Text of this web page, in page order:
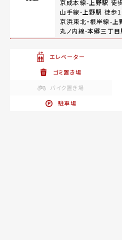
京成本線- 上野駅 徒
山手線- 上野駅 徒歩
京浜東北・根岸線- 上
丸ノ内線-本郷三丁目
エレベーター
ゴミ置き場
バイク置き場
駐車場